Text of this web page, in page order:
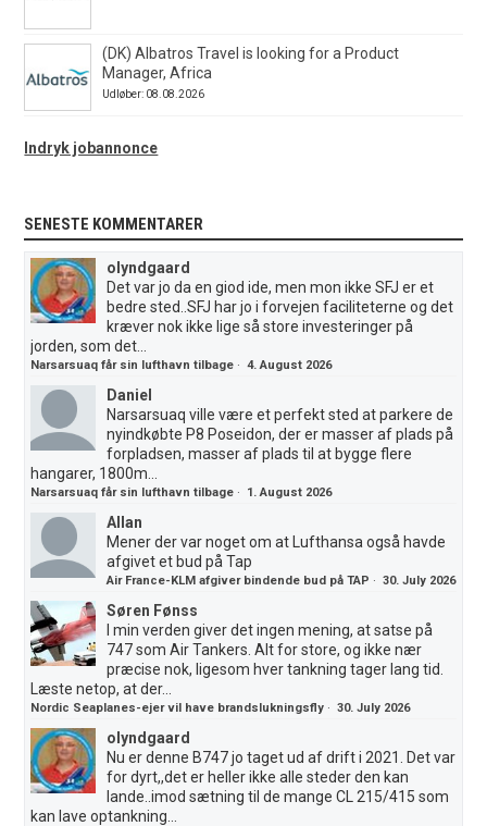
(DK) Albatros Travel is looking for a Product
Manager, Africa
Udløber: 08.08.2026
Indryk jobannonce
SENESTE KOMMENTARER
olyndgaard
Det var jo da en giod ide, men mon ikke SFJ er et
bedre sted..SFJ har jo i forvejen faciliteterne og det
kræver nok ikke lige så store investeringer på
jorden, som det...
Narsarsuaq får sin lufthavn tilbage ·4. August 2026
Daniel
Narsarsuaq ville være et perfekt sted at parkere de
nyindkøbte P8 Poseidon, der er masser af plads på
forpladsen, masser af plads til at bygge flere
hangarer, 1800m...
Narsarsuaq får sin lufthavn tilbage · 1. August 2026
Allan
Mener der var noget om at Lufthansa også havde
afgivet et bud på Tap
Air France-KLM afgiver bindende bud på TAP ·30. July 2026
Søren Fønss
I min verden giver det ingen mening, at satse på
747 som Air Tankers. Alt for store, og ikke nær
præcise nok, ligesom hver tankning tager lang tid.
Læste netop, at der...
Nordic Seaplanes-ejer vil have brandslukningsfly ·30. July 2026
olyndgaard
Nu er denne B747 jo taget ud af drift i 2021. Det var
for dyrt,,det er heller ikke alle steder den kan
lande..imod sætning til de mange CL 215/415 som
kan lave optankning...